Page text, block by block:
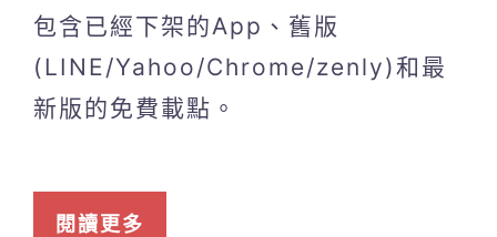
包含已經下架的App、舊版
(LINE/Yahoo/Chrome/zenly)和最
新版的免費載點。
閱讀更多